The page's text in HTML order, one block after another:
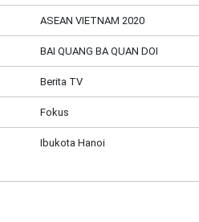
ASEAN VIETNAM 2020
BAI QUANG BA QUAN DOI
Berita TV
Fokus
Ibukota Hanoi